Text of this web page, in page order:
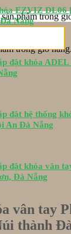
phẩm trong
trong giỏ hàng.
EZVIZ DL06
Nẵng
đặt khóa ADEL
đặt hệ thống
An Đà Nẵng
đặt khóa vân
Đà Nẵng
vân tay
thành